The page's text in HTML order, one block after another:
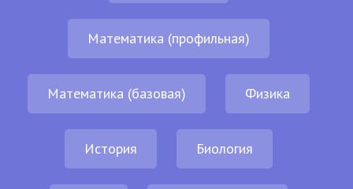
Математика (профильная)
Математика (базовая) Физика
История Биология